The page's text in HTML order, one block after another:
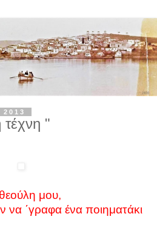
τέχνη "
μου,
να ΄γραφα ένα ποιηματάκι